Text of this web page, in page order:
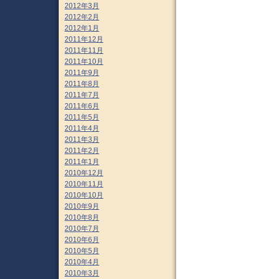
2012年3月
2012年2月
2012年1月
2011年12月
2011年11月
2011年10月
2011年9月
2011年8月
2011年7月
2011年6月
2011年5月
2011年4月
2011年3月
2011年2月
2011年1月
2010年12月
2010年11月
2010年10月
2010年9月
2010年8月
2010年7月
2010年6月
2010年5月
2010年4月
2010年3月